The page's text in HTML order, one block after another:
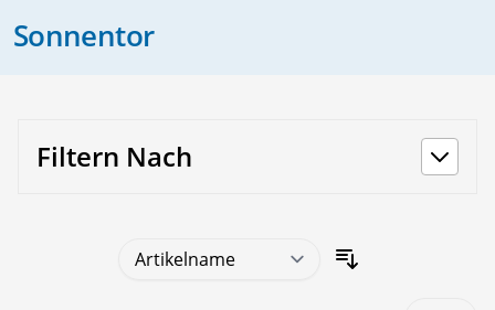
Sonnentor
Filtern Nach